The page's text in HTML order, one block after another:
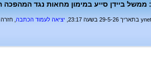
ממשל ביידן סייע במימון מחאות נגד
יציאה לעמוד הכתבה ,